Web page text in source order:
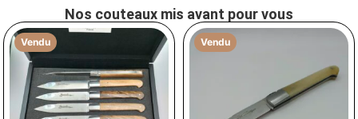
Nos couteaux mis avant pour vous
Vendu Vendu